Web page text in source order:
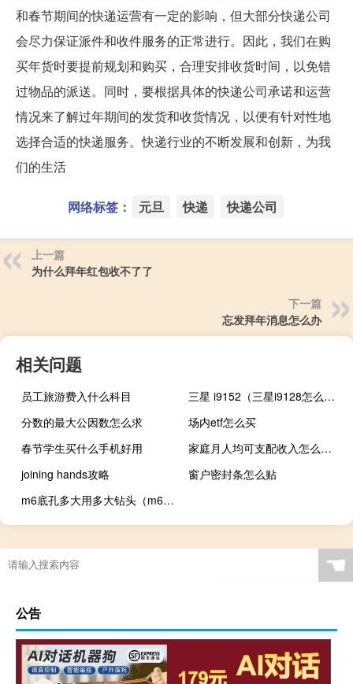
和春节期间的快递运营有一定的影响，但大部分快递公司
会尽力保证派件和收件服务的正常进行。因此，我们在购
买年货时要提前规划和购买，合理安排收货时间，以免错
过物品的派送。同时，要根据具体的快递公司承诺和运营
情况来了解过年期间的发货和收货情况，以便有针对性地
选择合适的快递服务。快递行业的不断发展和创新，为我
们的生活
网络标签： 元旦 快递 快递公司
上一篇
为什么拜年红包收不了了
下一篇
忘发拜年消息怎么办
相关问题
员工旅游费入什么科目
三星 i9152（三星i9128怎么样）
分数的最大公因数怎么求
场内etf怎么买
春节学生买什么手机好用
家庭月人均可支配收入怎么算（人均可支配收入怎么算）
joining hands攻略
窗户密封条怎么贴
m6底孔多大用多大钻头（m6底孔多大）
☚
公告